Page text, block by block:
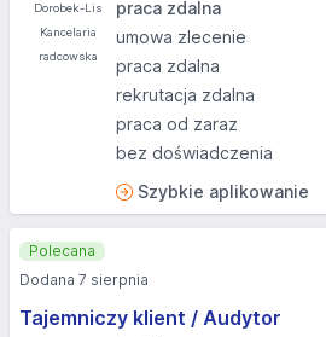
praca zdalna
umowa zlecenie
praca zdalna
rekrutacja zdalna
praca od zaraz
bez doświadczenia
Szybkie aplikowanie
Tajemniczy klient / Audytor
Polecana
Dodana 7 sierpnia